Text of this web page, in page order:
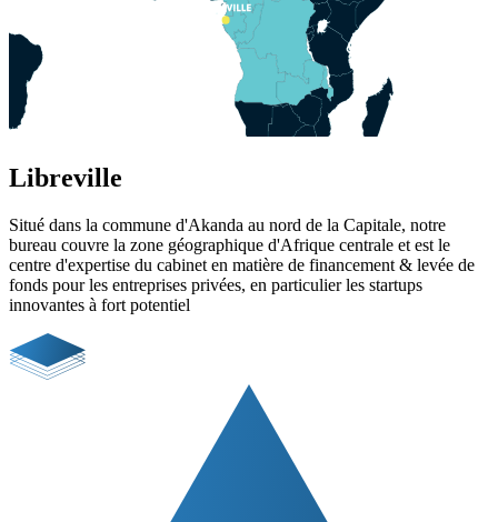
Libreville
Situé dans la commune d'Akanda au nord de la Capitale, notre
bureau couvre la zone géographique d'Afrique centrale et est le
centre d'expertise du cabinet en matière de financement & levée de
fonds pour les entreprises privées, en particulier les startups
innovantes à fort potentiel